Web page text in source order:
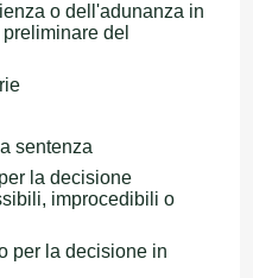
o dell'adunanza in
del
sentenza
la decisione
improcedibili o
per la decisione in